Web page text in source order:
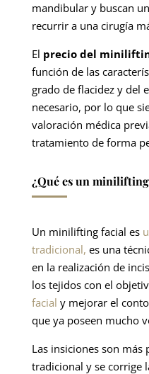
mandibular y buscan
recurrir a una cirugía
El precio del
función de las
grado de flacidez y del
necesario, por lo que
valoración médica
tratamiento de forma
¿Qué es un
Un minilifting facial es
tradicional, es una
en la realización de
los tejidos con el
facial y mejorar el
que ya poseen mucho
Las insiciones son
tradicional y se corrige